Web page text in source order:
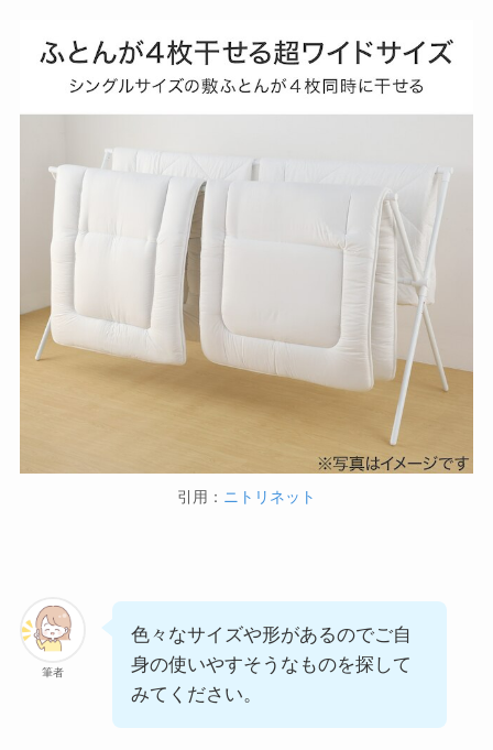
引用： ニトリネット
筆者
色々なサイズや形があるのでご自
身の使いやすそうなものを探して
みてください。